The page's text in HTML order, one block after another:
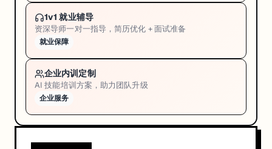
1v1 就业辅导
资深导师一对一指导，简历优化 + 面试准备
就业保障
企业内训定制
AI 技能培训方案，助力团队升级
企业服务